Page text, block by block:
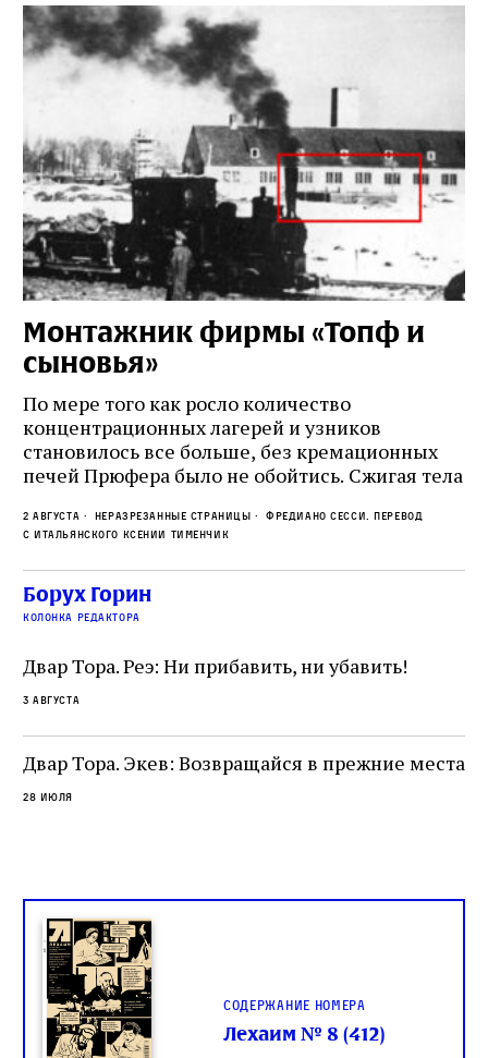
Монтажник фирмы «Топф и
сыновья»
По мере того как росло количество
концентрационных лагерей и узников
становилось все больше, без кремационных
печей Прюфера было не обойтись. Cжигая тела
верны своему архаичному культу смерти, но и
скрывали от населения соседних городов,
сколько узников погибало каждый день в этих
жутких местах
2 августа Неразрезанные страницы
Фредиано Сесси. Перевод
с итальянского Ксении Тименчик
Борух Горин
колонка редактора
Двар Тора. Реэ: Ни прибавить, ни убавить!
3 августа
Двар Тора. Экев: Возвращайся в прежние места
28 июля
Содержание номера
Лехаим № 8 (412)